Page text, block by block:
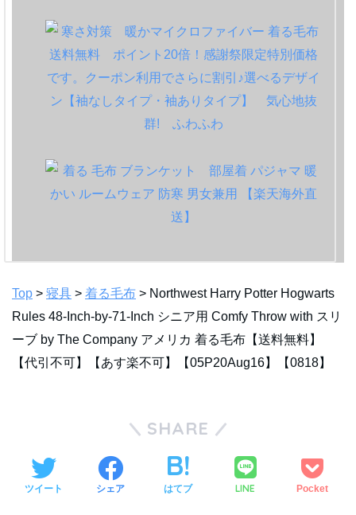
Top > 寝具 > 着る毛布 > Northwest Harry Potter Hogwarts
Rules 48-Inch-by-71-Inch シニア用 Comfy Throw with スリ
ーブ by The Company アメリカ 着る毛布【送料無料】
【代引不可】【あす楽不可】【05P20Aug16】【0818】
SHARE
ツイート シェア はてブ LINE Pocket